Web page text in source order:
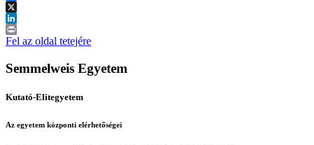
Facebook
X
LinkedIn
Print
Fel az oldal tetejére
Semmelweis Egyetem
Kutató-Elitegyetem
Az egyetem központi elérhetőségei